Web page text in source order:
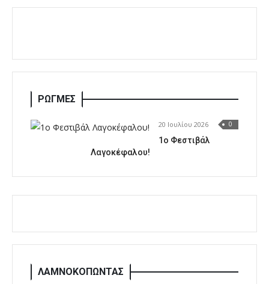
ΡΩΓΜΕΣ
20 Ιουλίου 2026 0
1o Φεστιβάλ
Λαγοκέφαλου!
ΛΑΜΝΟΚΟΠΩΝΤΑΣ